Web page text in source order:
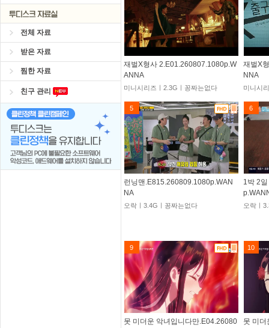
전체 자료
받은 자료
찜한 자료
친구 관리
재벌X형사 2.E01.260807.1080p.W
ANNA
미니시리즈ㅣ2.3Gㅣ꽁짜는없다
재벌X
NNA
미니시
5
런닝맨.E815.260809.1080p.WAN
NA
오락ㅣ3.4Gㅣ꽁짜는없다
6
1박 2
오락ㅣ
9
못 미더운 악녀입니다만.E04.26080
10
못 미